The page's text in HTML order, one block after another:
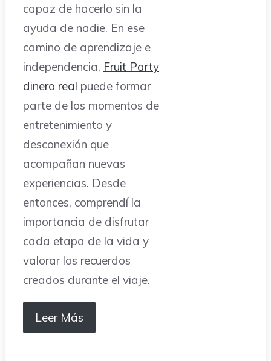
capaz de hacerlo sin la
ayuda de nadie. En ese
camino de aprendizaje e
independencia, Fruit Party
dinero real puede formar
parte de los momentos de
entretenimiento y
desconexión que
acompañan nuevas
experiencias. Desde
entonces, comprendí la
importancia de disfrutar
cada etapa de la vida y
valorar los recuerdos
creados durante el viaje.
Leer Más